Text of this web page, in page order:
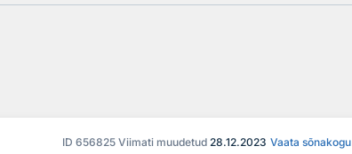
ID 656825 Viimati muudetud 28.12.2023 Vaata sõnakogu